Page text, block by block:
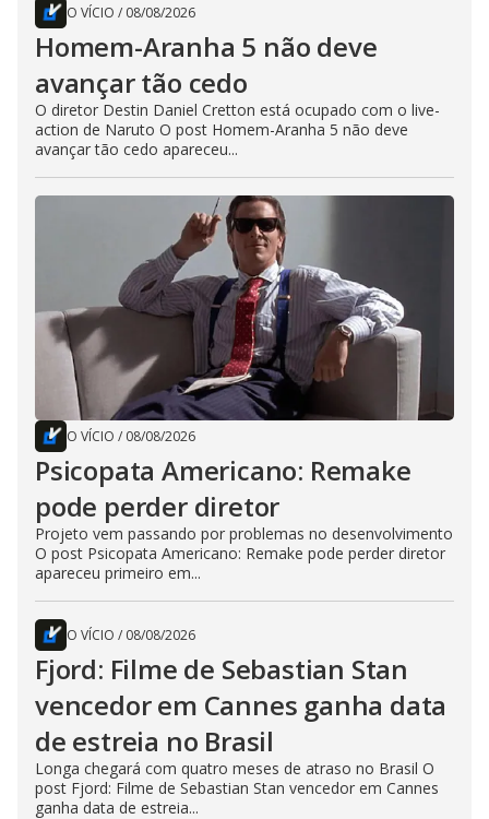
O VÍCIO / 08/08/2026
Homem-Aranha 5 não deve
avançar tão cedo
O diretor Destin Daniel Cretton está ocupado com o live-
action de Naruto O post Homem-Aranha 5 não deve
avançar tão cedo apareceu...
O VÍCIO / 08/08/2026
Psicopata Americano: Remake
pode perder diretor
Projeto vem passando por problemas no desenvolvimento
O post Psicopata Americano: Remake pode perder diretor
apareceu primeiro em...
O VÍCIO / 08/08/2026
Fjord: Filme de Sebastian Stan
vencedor em Cannes ganha data
de estreia no Brasil
Longa chegará com quatro meses de atraso no Brasil O
post Fjord: Filme de Sebastian Stan vencedor em Cannes
ganha data de estreia...